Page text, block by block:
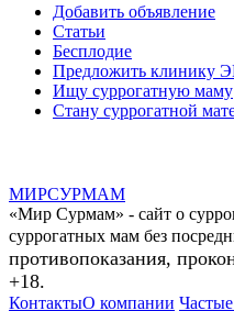
Добавить объявление
Статьи
Бесплодие
Предложить клинику
Ищу суррогатную маму
Стану суррогатной
МИРСУРМАМ
«Мир Сурмам» - сайт о
суррогатных мам без
противопоказания,
+18.
КонтактыО компании